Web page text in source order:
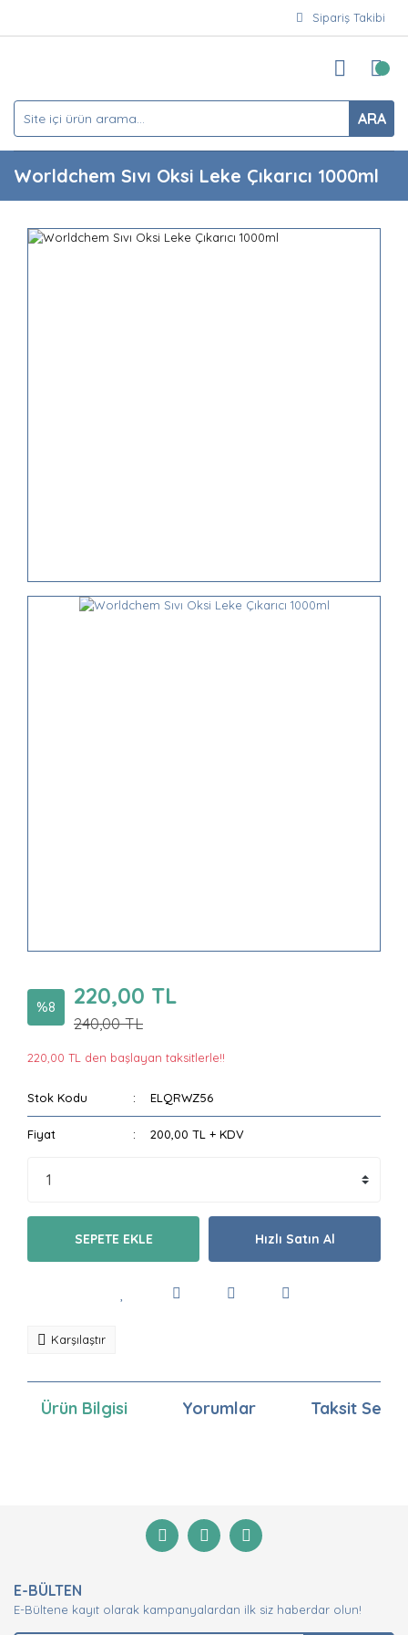
Sipariş Takibi
ARA
Worldchem Sıvı Oksi Leke Çıkarıcı 1000ml
%8 220,00 TL
240,00 TL
220,00 TL den başlayan taksitlerle!!
Stok Kodu ELQRWZ56
Fiyat 200,00 TL + KDV
SEPETE EKLE Hızlı Satın Al
Karşılaştır
Ürün Bilgisi Yorumlar Taksit
Yorum Yaz
Görüş ve önerileriniz için teşekkür ederiz.
Ürün açıklamasında eksik bilgiler bulunuyor.
Ürün bilgilerinde hatalar bulunuyor.
E-BÜLTEN
E-Bültene kayıt olarak kampanyalardan ilk siz haberdar olun!